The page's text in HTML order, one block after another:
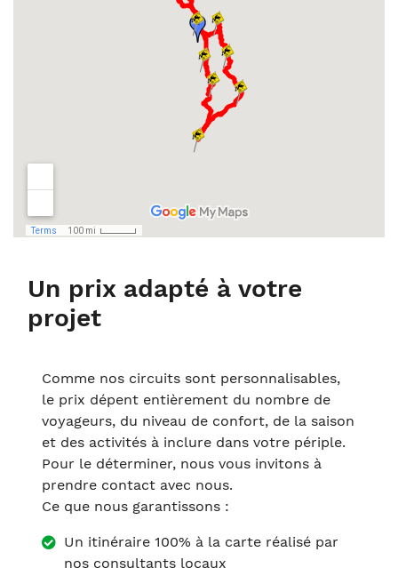
Un prix adapté à votre
projet
Comme nos circuits sont personnalisables,
le prix dépent entièrement du nombre de
voyageurs, du niveau de confort, de la saison
et des activités à inclure dans votre périple.
Pour le déterminer, nous vous invitons à
prendre contact avec nous.
Ce que nous garantissons :
Un itinéraire 100% à la carte réalisé par
nos consultants locaux